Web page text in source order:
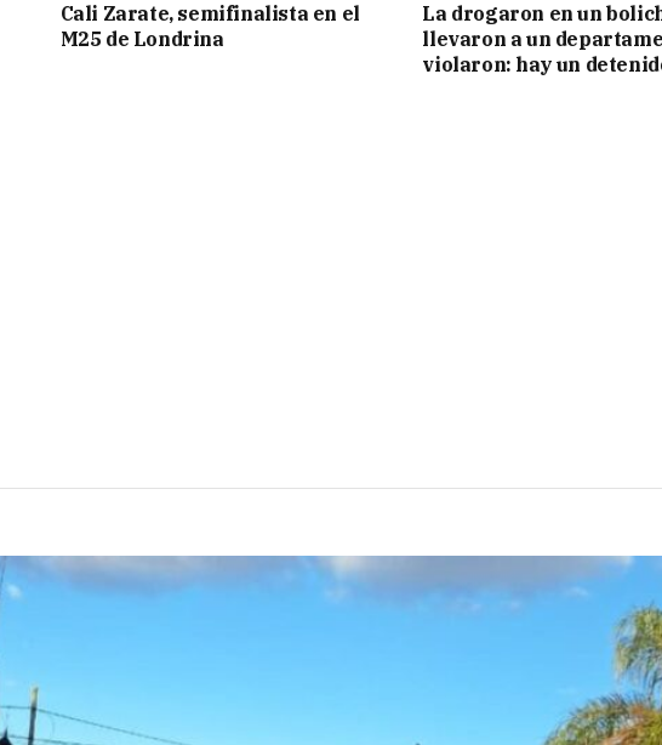
Cali Zarate, semifinalista en el
M25 de Londrina
La drogaron en un
llevaron a un
violaron: hay un